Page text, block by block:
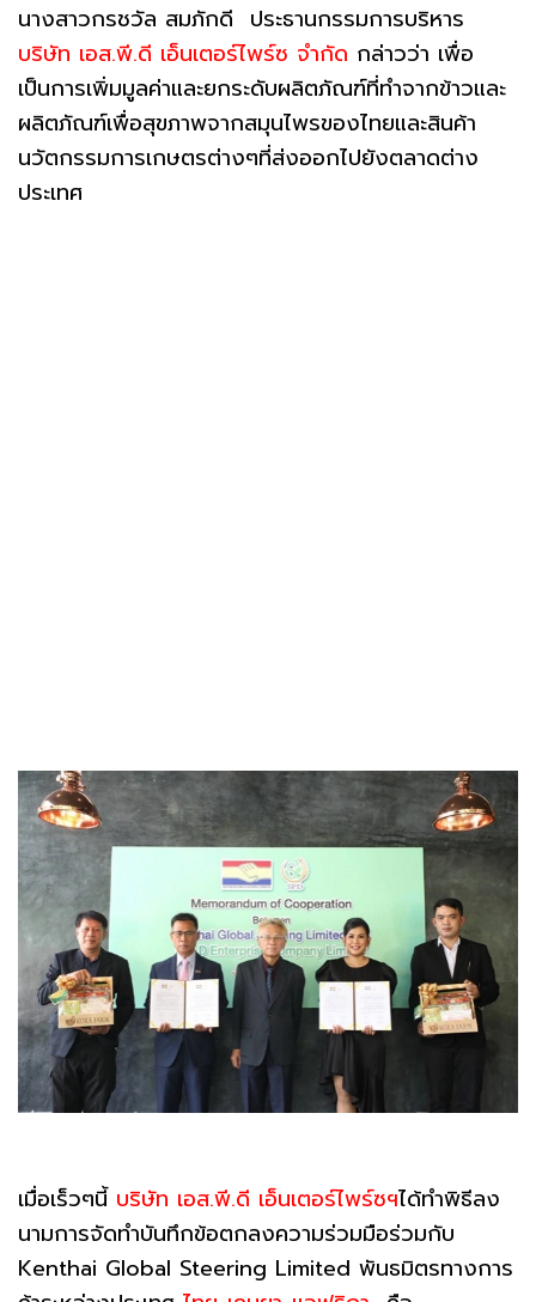
นางสาวกรชวัล สมภักดี ประธานกรรมการบริหาร
บริษัท เอส.พี.ดี เอ็นเตอร์ไพร์ซ จำกัด กล่าวว่า เพื่อ
เป็นการเพิ่มมูลค่าและยกระดับผลิตภัณฑ์ที่ทำจากข้าวและ
ผลิตภัณฑ์เพื่อสุขภาพจากสมุนไพรของไทยและสินค้า
นวัตกรรมการเกษตรต่างๆที่ส่งออกไปยังตลาดต่าง
ประเทศ
เมื่อเร็วๆนี้ บริษัท เอส.พี.ดี เอ็นเตอร์ไพร์ซฯได้ทำพิธีลง
นามการจัดทำบันทึกข้อตกลงความร่วมมือร่วมกับ
Kenthai Global Steering Limited พันธมิตรทางการ